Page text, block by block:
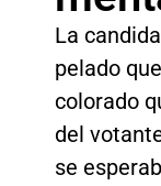
La
pelado
colorado
del
se